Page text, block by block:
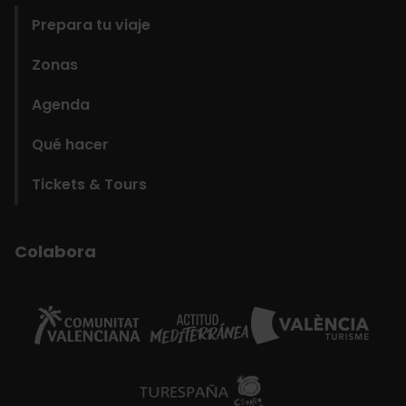
Prepara tu viaje
Zonas
Agenda
Qué hacer
Tickets & Tours
Colabora